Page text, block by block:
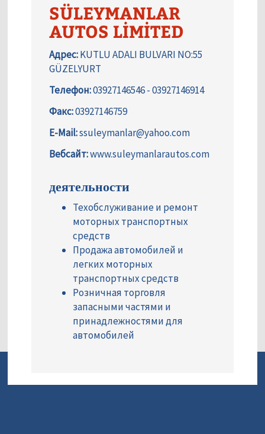
SÜLEYMANLAR
AUTOS LİMİTED
Адрес:KUTLU ADALI BULVARI NO:55
GÜZELYURT
Телефон:03927146546 - 03927146914
Факс:03927146759
E-Mail:ssuleymanlar@yahoo.com
Вебсайт:www.suleymanlarautos.com
деятельности
Техобслуживание и ремонт
моторных транспортных
средств
Продажа автомобилей и
легких моторных
транспортных средств
Розничная торговля
запасными частями и
принадлежностями для
автомобилей